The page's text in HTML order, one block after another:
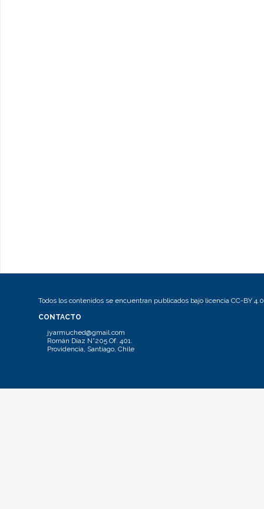
Todos los contenidos se encuentran publicados bajo licencia CC-BY 4.0
CONTACTO
jyarmuched@gmail.com
Román Díaz N°205 Of. 401.
Providencia, Santiago, Chile